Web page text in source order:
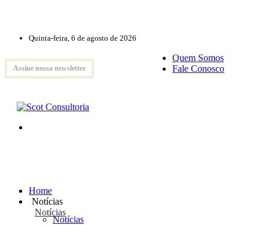
Quinta-feira, 6 de agosto de 2026
Assine nossa newsletter
Quem Somos
Fale Conosco
Home
Notícias
Notícias
Notícias